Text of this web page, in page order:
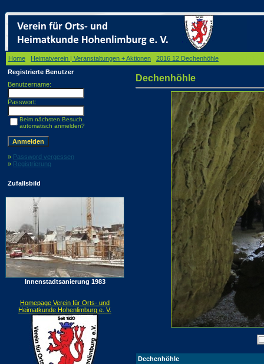
Home Heimatverein | Veranstaltungen + Aktionen 2016 12 Dechenhöhle
Registrierte Benutzer
Benutzername:
Passwort:
Beim nächsten Besuch
automatisch anmelden?
» Password vergessen
» Registrierung
Zufallsbild
Innenstadtsanierung 1983
Homepage Verein für Orts- und
Heimatkunde Hohenlimburg e. V.
Dechenhöhle
Dechenhöhle